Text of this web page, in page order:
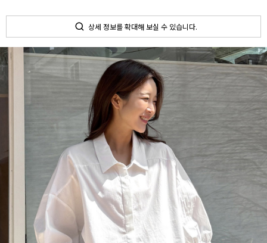
상세 정보를 확대해 보실 수 있습니다.